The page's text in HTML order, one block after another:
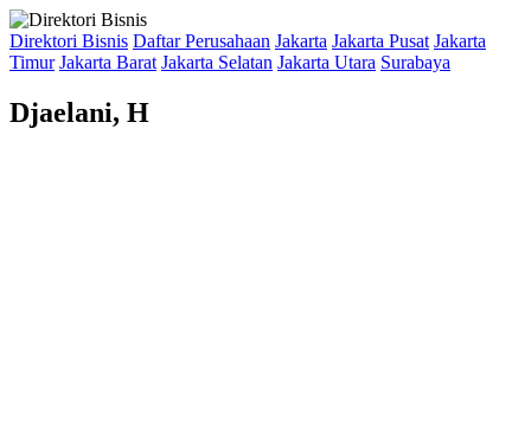
Direktori Bisnis Daftar Perusahaan Jakarta Jakarta Pusat Jakarta
Timur Jakarta Barat Jakarta Selatan Jakarta Utara Surabaya
Djaelani, H